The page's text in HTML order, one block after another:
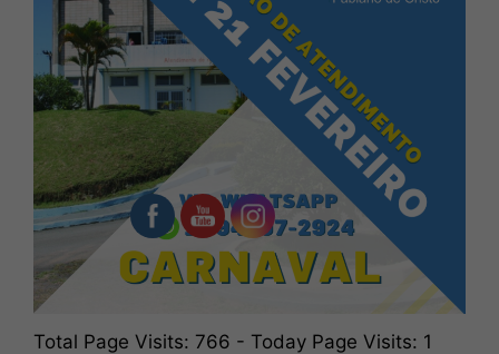
Total Page Visits: 766 - Today Page Visits: 1